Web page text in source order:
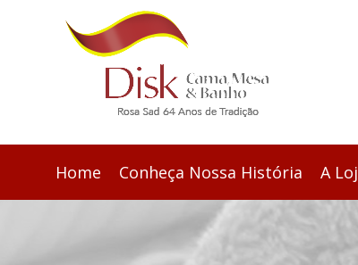
Home Conheça Nossa História A